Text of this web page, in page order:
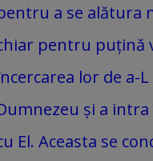
a se alătura
pentru puțină
lor de a-
și a
El. Aceasta se